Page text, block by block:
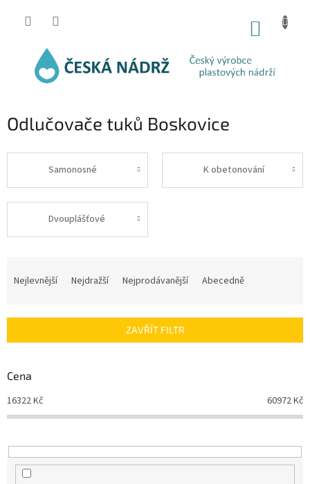
Odlučovače tuků Boskovice
Samonosné K obetonování
Dvouplášťové
í
r
o
d
u
t
ů
Nejlevnější Nejdražší Nejprodávanější Abecedně
ZAVŘÍT FILTR
Cena
16322Kč 60972Kč